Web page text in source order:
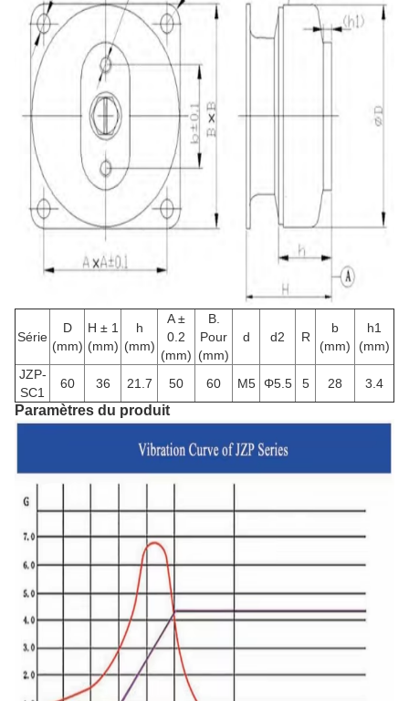
Série
D
(mm)
H ± 1
(mm)
h
(mm)
A ±
0.2
(mm)
B.
Pour
(mm)
d d2 R
b
(mm)
h1
(mm)
JZP-
SC1
60 36 21.7 50 60 M5 Φ5.5 5 28 3.4
Paramètres du produit